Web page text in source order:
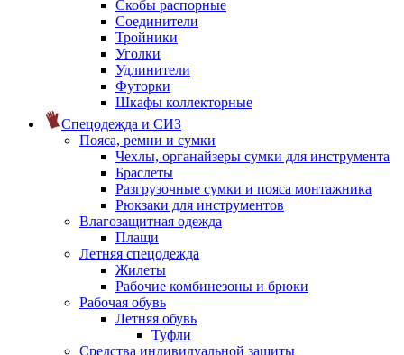
Скобы распорные
Соединители
Тройники
Уголки
Удлинители
Футорки
Шкафы коллекторные
Спецодежда и СИЗ
Пояса, ремни и сумки
Чехлы, органайзеры сумки для инструмента
Браслеты
Разгрузочные сумки и пояса монтажника
Рюкзаки для инструментов
Влагозащитная одежда
Плащи
Летняя спецодежда
Жилеты
Рабочие комбинезоны и брюки
Рабочая обувь
Летняя обувь
Туфли
Средства индивидуальной защиты